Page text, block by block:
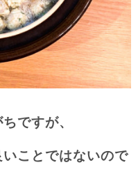
ですが、
ことではないので